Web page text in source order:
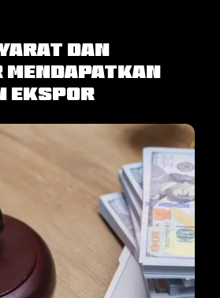
dan
Ekspor